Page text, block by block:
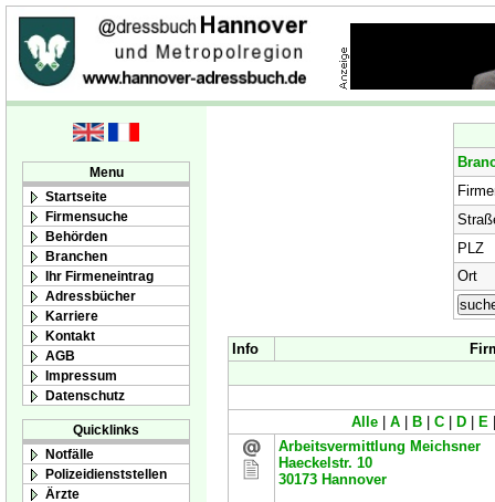
Menu
Startseite
Firmensuche
Behörden
Branchen
Ihr Firmeneintrag
Adressbücher
Karriere
Kontakt
AGB
Impressum
Datenschutz
Quicklinks
Notfälle
Polizeidienststellen
Ärzte
PLZ
Ort
Info
Alle A B C D E
Arbeitsvermittlung Meichsner
Haeckelstr. 10
30173 Hannover